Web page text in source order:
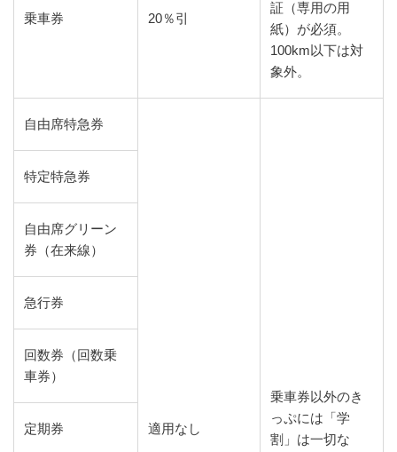
乗車券 20％引
証（専用の用
紙）が必須。
100km以下は対
象外。
自由席特急券
適用なし
乗車券以外のき
っぷには「学
割」は一切な
特定特急券
自由席グリーン
券（在来線）
急行券
回数券（回数乗
車券）
定期券